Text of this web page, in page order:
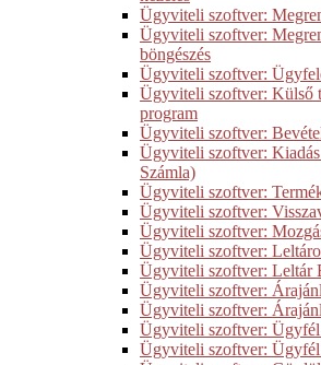
Ügyviteli szoftver:
Ügyviteli szoftver:
böngészés
Ügyviteli szoftver:
Ügyviteli szoftver: Külső
program
Ügyviteli szoftver:
Ügyviteli szoftver:
Számla)
Ügyviteli szoftver:
Ügyviteli szoftver:
Ügyviteli szoftver:
Ügyviteli szoftver:
Ügyviteli szoftver: Leltár
Ügyviteli szoftver:
Ügyviteli szoftver:
Ügyviteli szoftver: Ügyfél
Ügyviteli szoftver: Ügyfél